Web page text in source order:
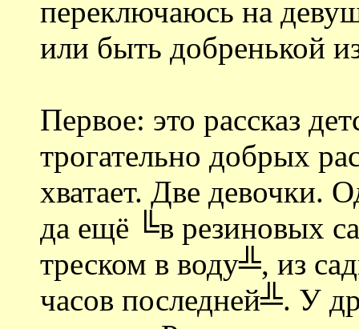
переключаюсь на
или быть добренькой
Первое: это рассказ
трогательно добрых
хватает. Две девочки.
да ещё ╚в резиновых
треском в воду╩, из
часов последней╩. У